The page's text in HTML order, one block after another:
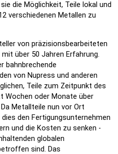
die Möglichkeit, Teile lokal und
verschiedenen Metallen zu
von präzisionsbearbeiteten
über 50 Jahren Erfahrung.
bahnbrechende
von Nupress und anderen
Teile zum Zeitpunkt des
Wochen oder Monate über
Metallteile nun vor Ort
den Fertigungsunternehmen
und die Kosten zu senken -
globalen
sind. Das